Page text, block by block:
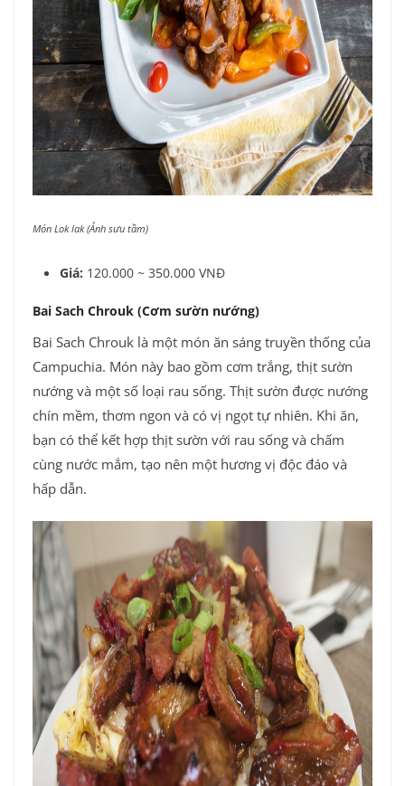
Món Lok lak (Ảnh sưu tầm)
Giá: 120.000 ~ 350.000 VNĐ
Bai Sach Chrouk (Cơm sườn nướng)
Bai Sach Chrouk là một món ăn sáng truyền thống của
Campuchia. Món này bao gồm cơm trắng, thịt sườn
nướng và một số loại rau sống. Thịt sườn được nướng
chín mềm, thơm ngon và có vị ngọt tự nhiên. Khi ăn,
bạn có thể kết hợp thịt sườn với rau sống và chấm
cùng nước mắm, tạo nên một hương vị độc đáo và
hấp dẫn.